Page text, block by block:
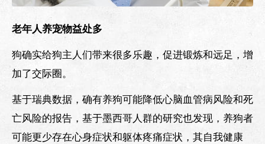
老年人养宠物益处多
狗确实给狗主人们带来很多乐趣，促进锻炼和远足，增
加了交际圈。
基于瑞典数据，确有养狗可能降低心脑血管病风险和死
亡风险的报告，基于墨西哥人群的研究也发现，养狗者
可能更少存在心身症状和躯体疼痛症状，其自我健康